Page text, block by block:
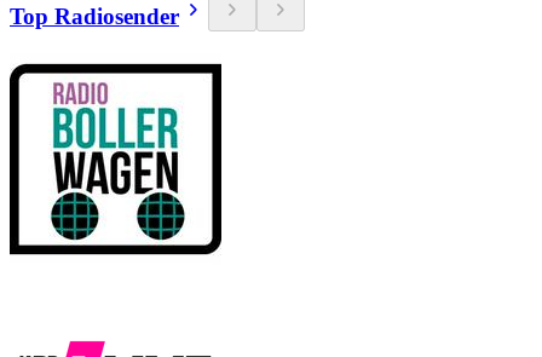
Top Radiosender